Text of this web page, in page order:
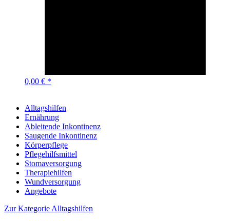
0,00 € *
Alltagshilfen
Ernährung
Ableitende Inkontinenz
Saugende Inkontinenz
Körperpflege
Pflegehilfsmittel
Stomaversorgung
Therapiehilfen
Wundversorgung
Angebote
Zur Kategorie Alltagshilfen